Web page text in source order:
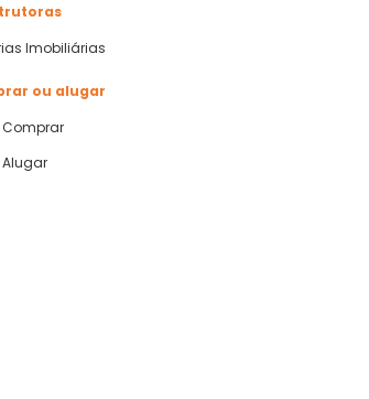
Imobiliárias
ou alugar
Comprar
Alugar